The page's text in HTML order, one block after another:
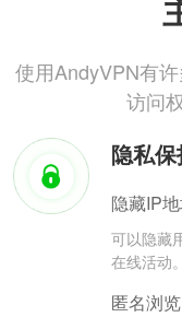
使用AndyVPN有
访问
隐私
隐藏IP
可以隐藏
在线活动。
匿名浏览